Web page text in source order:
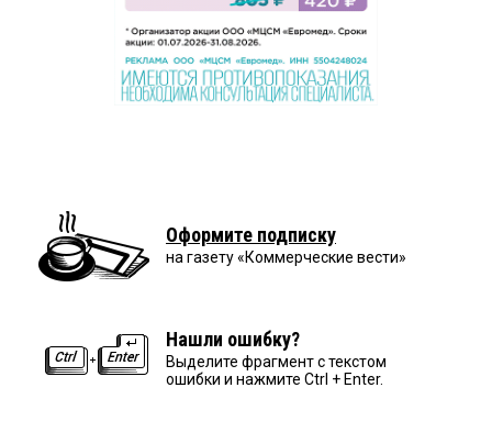
Оформите подписку
на газету «Коммерческие вести»
Нашли ошибку?
Выделите фрагмент с текстом
ошибки и нажмите Ctrl + Enter.